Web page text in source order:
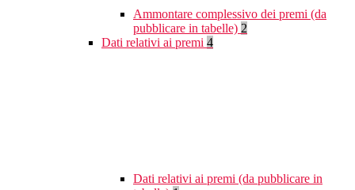
Ammontare complessivo dei premi (da
pubblicare in tabelle) 2
Dati relativi ai premi 4
Dati relativi ai premi (da pubblicare in